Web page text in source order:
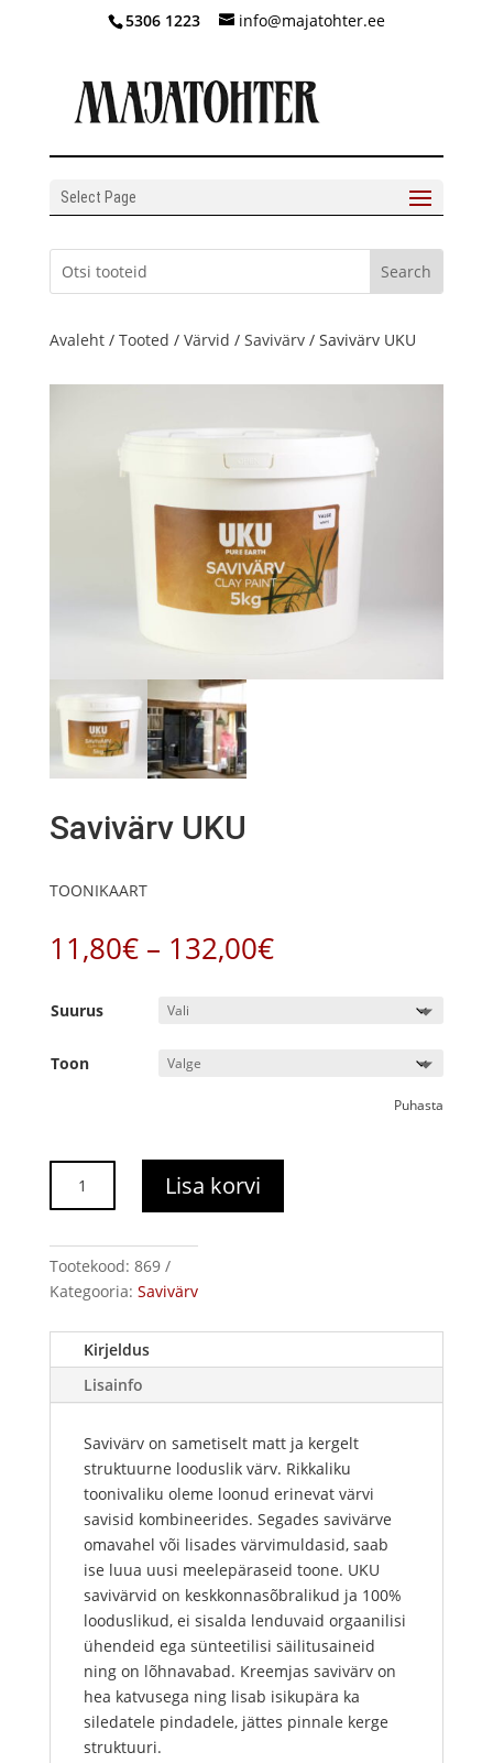
5306 1223 info@majatohter.ee
Select Page
Avaleht/ Tooted / Värvid / Savivärv/ Savivärv UKU
Savivärv UKU
TOONIKAART
11,80€ – 132,00€Hinnavahemik:
11,80€
Suurus
Toon
Puhasta
Lisa korvi
Tootekood: 869
Kategooria: Savivärv
Kirjeldus
Lisainfo
Savivärv on sametiselt matt ja kergelt
struktuurne looduslik värv. Rikkaliku
toonivaliku oleme loonud erinevat värvi
savisid kombineerides. Segades savivärve
omavahel või lisades värvimuldasid, saab
ise luua uusi meelepäraseid toone. UKU
savivärvid on keskkonnasõbralikud ja 100%
looduslikud, ei sisalda lenduvaid orgaanilisi
ühendeid ega sünteetilisi säilitusaineid
ning on lõhnavabad. Kreemjas savivärv on
hea katvusega ning lisab isikupära ka
siledatele pindadele, jättes pinnale kerge
struktuuri.